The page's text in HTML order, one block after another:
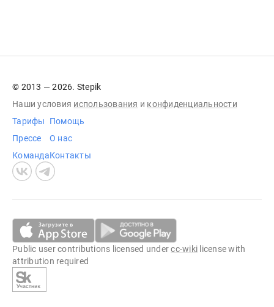
© 2013 — 2026. Stepik
Наши условия использования и конфиденциальности
Тарифы
Прессе
Команда
Помощь
О нас
Контакты
Public user contributions licensed undercc-wiki license with
attribution required